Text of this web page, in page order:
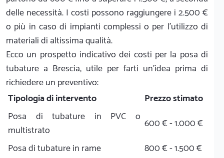
delle necessità. I costi possono raggiungere i 2.500 €
o più in caso di impianti complessi o per l'utilizzo di
materiali di altissima qualità.
Ecco un prospetto indicativo dei costi per la posa di
tubature a Brescia, utile per farti un'idea prima di
richiedere un preventivo:
Tipologia di intervento
Prezzo stimato
Posa di tubature in PVC o
multistrato
600 € - 1.000 €
Posa di tubature in rame
800 € - 1.500 €